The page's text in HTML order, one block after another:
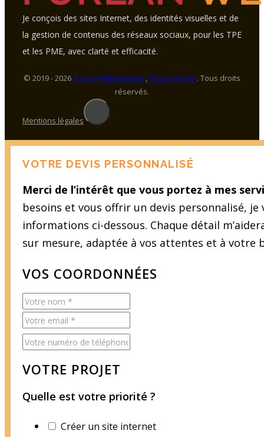
Je conçois des sites Internet, des identités visuelles et de
la gestion de contenus des réseaux sociaux, pour les TPE
et les PME, avec clarté et efficacité.
© 2019 - 2026Furlan Webdesigner,Pascal Furlan. Tous droits
réservés.
Mentions légales
VOTRE DEVIS PERSONNALISÉ
Merci de l’intérêt que vous portez à mes
besoins et vous offrir un devis personnalisé,
informations ci-dessous. Chaque détail
sur mesure, adaptée à vos attentes et à votre
VOS COORDONNÉES
VOTRE PROJET
Quelle est votre priorité ?
Créer un site internet